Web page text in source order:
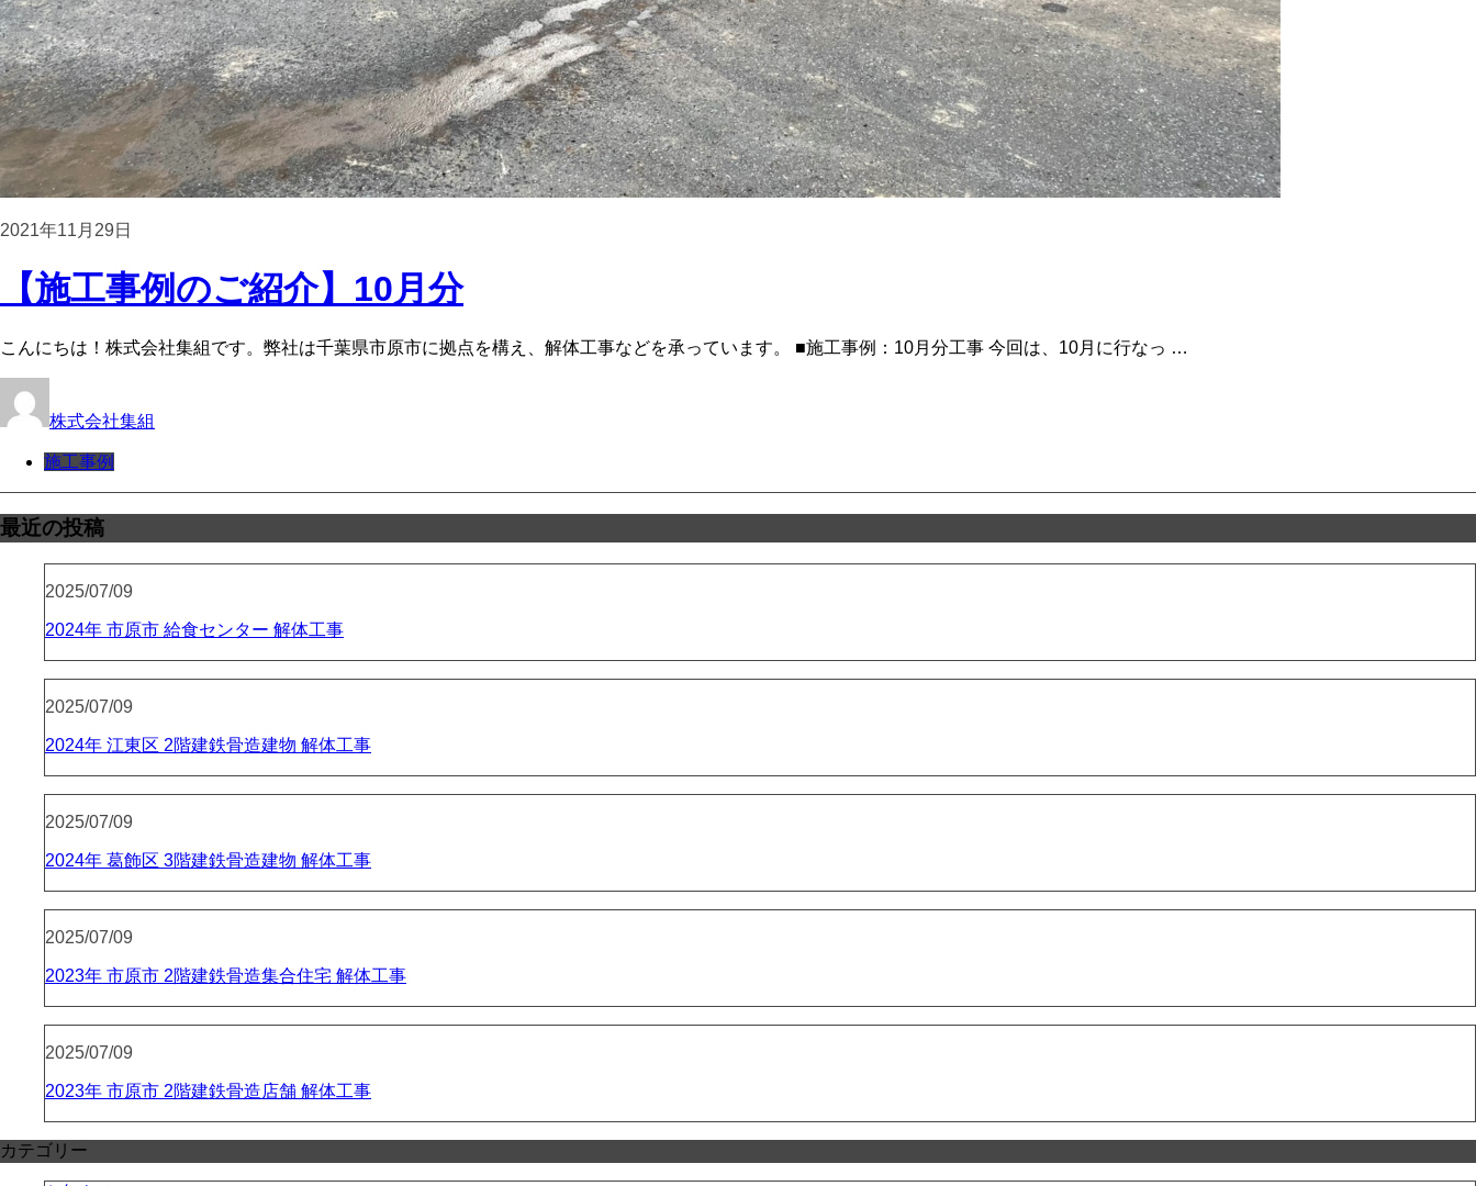
2021年11月29日
【施工事例のご紹介】10月分
こんにちは！株式会社集組です。弊社は千葉県市原市に拠点を構え、解体工事などを承っています。 ■施工事例：10月分工事 今回は、10月に行なっ …
株式会社集組
施工事例
最近の投稿
2025/07/09
2024年 市原市 給食センター 解体工事
2025/07/09
2024年 江東区 2階建鉄骨造建物 解体工事
2025/07/09
2024年 葛飾区 3階建鉄骨造建物 解体工事
2025/07/09
2023年 市原市 2階建鉄骨造集合住宅 解体工事
2025/07/09
2023年 市原市 2階建鉄骨造店舗 解体工事
カテゴリー